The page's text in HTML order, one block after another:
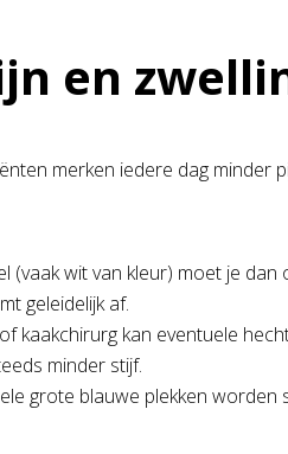
en
merken iedere dag minder
wit van kleur) moet je
geleidelijk af.
kaakchirurg kan eventuele
minder stijf.
grote blauwe plekken worden